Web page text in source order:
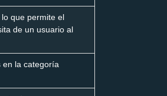
que permite el
de un usuario al
en la categoría